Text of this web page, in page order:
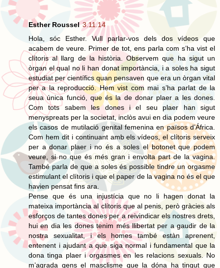
Esther Roussel 3.11.14
Hola, sóc Esther. Vull parlar-vos dels dos vídeos que
acabem de veure. Primer de tot, ens parla com s’ha vist el
clítoris al llarg de la història. Observem que ha sigut un
òrgan el qual no li han donat importància, i a soles ha sigut
estudiat per científics quan pensaven que era un òrgan vital
per a la reproducció. Hem vist com mai s’ha parlat de la
seua única funció, que és la de donar plaer a les dones.
Com tots sabem les dones i el seu plaer han sigut
menyspreats per la societat, inclòs avui en dia podem veure
els casos de mutilació genital femenina en països d’África.
Com hem dit i continuant amb els vídeos, el clítoris serveix
per a donar plaer i no és a soles el botonet que podem
veure, si no que és més gran i envolta part de la vagina.
També parla de que a soles és possible tindre un orgasme
estimulant el clítoris i que el paper de la vagina no és el que
havien pensat fins ara.
Pense que és una injustícia que no li hagen donat la
mateixa importància al clítoris que al penis, però gràcies als
esforços de tantes dones per a reivindicar els nostres drets,
hui en dia les dones tenim més llibertat per a gaudir de la
nostra sexualitat, i els homes també estàn aprenent,
entenent i ajudant a que siga normal i fundamental que la
dona tinga plaer i orgasmes en les relacions sexuals. No
m’agrada gens el masclisme que la dóna ha tingut que